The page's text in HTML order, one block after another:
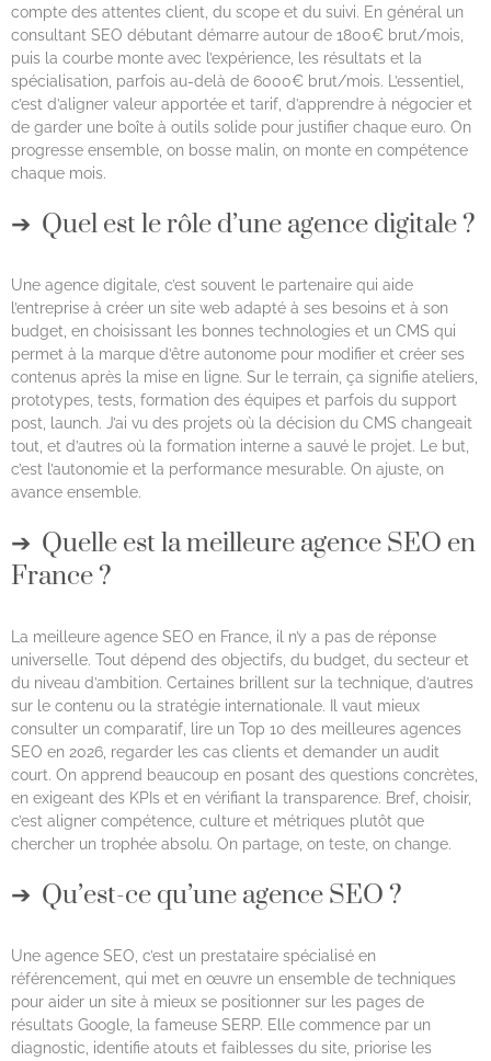
compte des attentes client, du scope et du suivi. En général un
consultant SEO débutant démarre autour de 1800€ brut/mois,
puis la courbe monte avec l’expérience, les résultats et la
spécialisation, parfois au-delà de 6000€ brut/mois. L’essentiel,
c’est d’aligner valeur apportée et tarif, d’apprendre à négocier et
de garder une boîte à outils solide pour justifier chaque euro. On
progresse ensemble, on bosse malin, on monte en compétence
chaque mois.
Quel est le rôle d’une agence digitale ?
Une agence digitale, c’est souvent le partenaire qui aide
l’entreprise à créer un site web adapté à ses besoins et à son
budget, en choisissant les bonnes technologies et un CMS qui
permet à la marque d’être autonome pour modifier et créer ses
contenus après la mise en ligne. Sur le terrain, ça signifie ateliers,
prototypes, tests, formation des équipes et parfois du support
post, launch. J’ai vu des projets où la décision du CMS changeait
tout, et d’autres où la formation interne a sauvé le projet. Le but,
c’est l’autonomie et la performance mesurable. On ajuste, on
avance ensemble.
Quelle est la meilleure agence SEO en
France ?
La meilleure agence SEO en France, il n’y a pas de réponse
universelle. Tout dépend des objectifs, du budget, du secteur et
du niveau d’ambition. Certaines brillent sur la technique, d’autres
sur le contenu ou la stratégie internationale. Il vaut mieux
consulter un comparatif, lire un Top 10 des meilleures agences
SEO en 2026, regarder les cas clients et demander un audit
court. On apprend beaucoup en posant des questions concrètes,
en exigeant des KPIs et en vérifiant la transparence. Bref, choisir,
c’est aligner compétence, culture et métriques plutôt que
chercher un trophée absolu. On partage, on teste, on change.
Qu’est-ce qu’une agence SEO ?
Une agence SEO, c’est un prestataire spécialisé en
référencement, qui met en œuvre un ensemble de techniques
pour aider un site à mieux se positionner sur les pages de
résultats Google, la fameuse SERP. Elle commence par un
diagnostic, identifie atouts et faiblesses du site, priorise les